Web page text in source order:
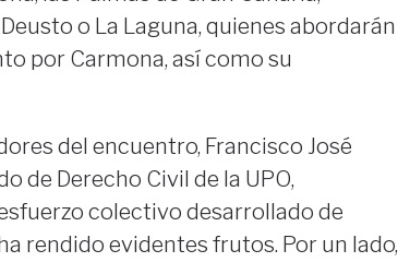
o La Laguna, quienes abordarán
por Carmona, así como su
del encuentro, Francisco José
de Derecho Civil de la UPO,
colectivo desarrollado de
rendido evidentes frutos. Por un lado,